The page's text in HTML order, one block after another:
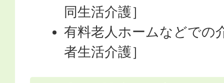
同生活介護］
有料老人ホームなどでの
者生活介護］